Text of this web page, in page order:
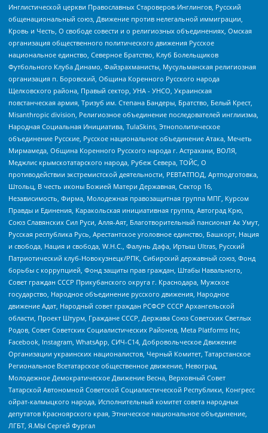
Инглистической церкви Православных Староверов-Инглингов, Русский
общенациональный союз, Движение против нелегальной иммиграции,
Кровь и Честь, О свободе совести и о религиозных объединениях, Омская
организация общественного политического движения Русское
национальное единство, Северное Братство, Клуб Болельщиков
Футбольного Клуба Динамо, Файзрахманисты, Мусульманская религиозная
организация п. Боровский, Община Коренного Русского народа
Щелковского района, Правый сектор, УНА - УНСО, Украинская
повстанческая армия, Тризуб им. Степана Бандеры, Братство, Белый Крест,
Misanthropic division, Религиозное объединение последователей инглиизма,
Народная Социальная Инициатива, TulaSkins, Этнополитическое
объединение Русские, Русское национальное объединение Атака, Мечеть
Мирмамеда, Община Коренного Русского народа г. Астрахани, ВОЛЯ,
Меджлис крымскотатарского народа, Рубеж Севера, ТОЙС, О
противодействии экстремистской деятельности, РЕВТАТПОД, Артподготовка,
Штольц, В честь иконы Божией Матери Державная, Сектор 16,
Независимость, Фирма, Молодежная правозащитная группа МПГ, Курсом
Правды и Единения, Каракольская инициативная группа, Автоград Крю,
Союз Славянских Сил Руси, Алля-Аят, Благотворительный пансионат Ак Умут,
Русская республика Русь, Арестантское уголовное единство, Башкорт, Нация
и свобода, Нация и свобода, W.H.С., Фалунь Дафа, Иртыш Ultras, Русский
Патриотический клуб-Новокузнецк/РПК, Сибирский державный союз, Фонд
борьбы с коррупцией, Фонд защиты прав граждан, Штабы Навального,
Совет граждан СССР Прикубанского округа г. Краснодара, Мужское
государство, Народное объединение русского движения, Народное
движение Адат, Народный совет граждан РСФСР СССР Архангельской
области, Проект Штурм, Граждане СССР, Держава Союз Советских Светлых
Родов, Совет Советских Социалистических Районов, Meta Platforms Inc,
Facebook, Instagram, WhatsApp, СИЧ-С14, Добровольческое Движение
Организации украинских националистов, Черный Комитет, Татарстанское
Региональное Всетатарское общественное движение, Невоград,
Молодежное Демократическое Движение Весна, Верховный Совет
Татарской Автономной Советской Социалистической Республики, Конгресс
ойрат-калмыцкого народа, Исполнительный комитет совета народных
депутатов Красноярского края, Этническое национальное объединение,
ЛГБТ, Я.МЫ Сергей Фургал